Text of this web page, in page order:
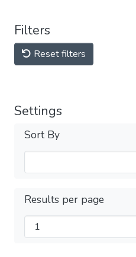
Filters
Reset filters
Settings
Sort By
Results per page